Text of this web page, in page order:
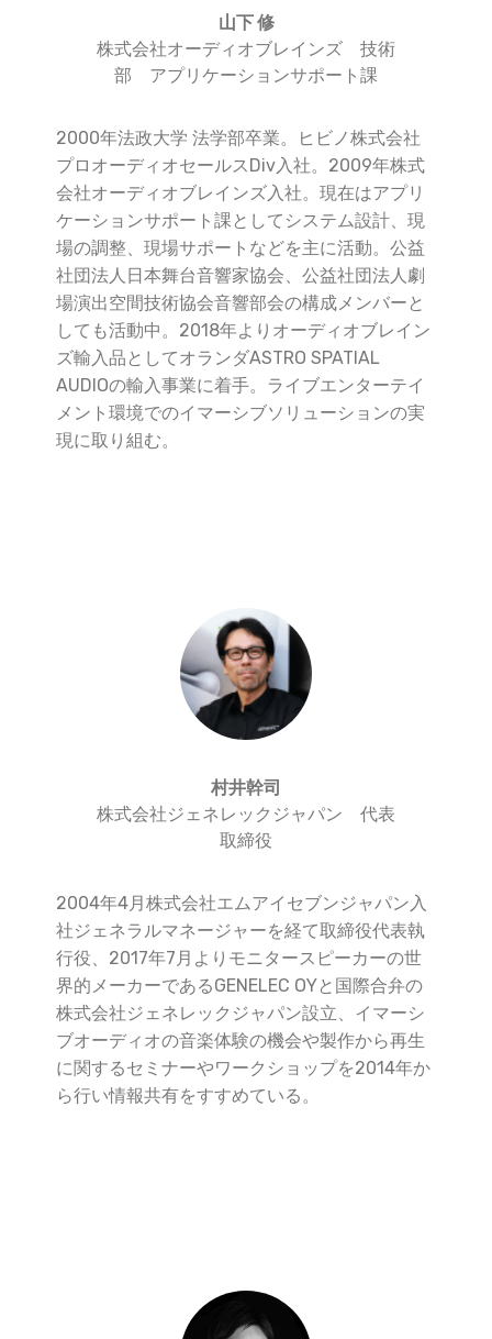
山下 修
株式会社オーディオブレインズ 技術
部 アプリケーションサポート課
2000年法政大学 法学部卒業。ヒビノ株式会社
プロオーディオセールスDiv入社。2009年株式
会社オーディオブレインズ入社。現在はアプリ
ケーションサポート課としてシステム設計、現
場の調整、現場サポートなどを主に活動。公益
社団法人日本舞台音響家協会、公益社団法人劇
場演出空間技術協会音響部会の構成メンバーと
しても活動中。2018年よりオーディオブレイン
ズ輸入品としてオランダASTRO SPATIAL
AUDIOの輸入事業に着手。ライブエンターテイ
メント環境でのイマーシブソリューションの実
現に取り組む。
村井幹司
株式会社ジェネレックジャパン 代表
取締役
2004年4月株式会社エムアイセブンジャパン入
社ジェネラルマネージャーを経て取締役代表執
行役、2017年7月よりモニタースピーカーの世
界的メーカーであるGENELEC OYと国際合弁の
株式会社ジェネレックジャパン設立、イマーシ
ブオーディオの音楽体験の機会や製作から再生
に関するセミナーやワークショップを2014年か
ら行い情報共有をすすめている。